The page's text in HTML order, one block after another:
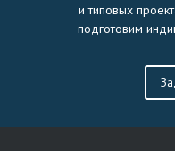
и типовых
подготовим